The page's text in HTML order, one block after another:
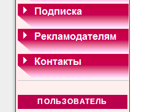
ПОЛЬЗОВАТЕЛЬ